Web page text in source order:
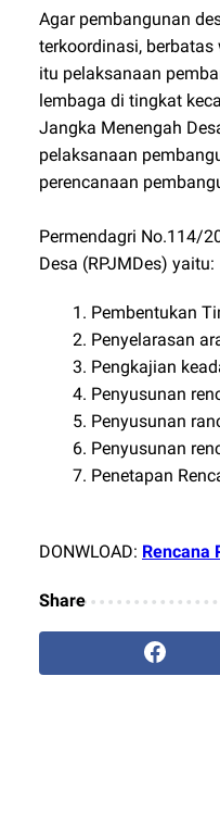
Agar pembangunan
terkoordinasi,
itu pelaksanaan
lembaga di tingkat
Jangka Menengah
pelaksanaan
perencanaan
Permendagri No.114/
Desa (RPJMDes) yaitu:
Pembentukan
Penyelarasan
Pengkajian
Penyusunan
Penyusunan
Penyusunan
Penetapan
DONWLOAD: Rencana
Share